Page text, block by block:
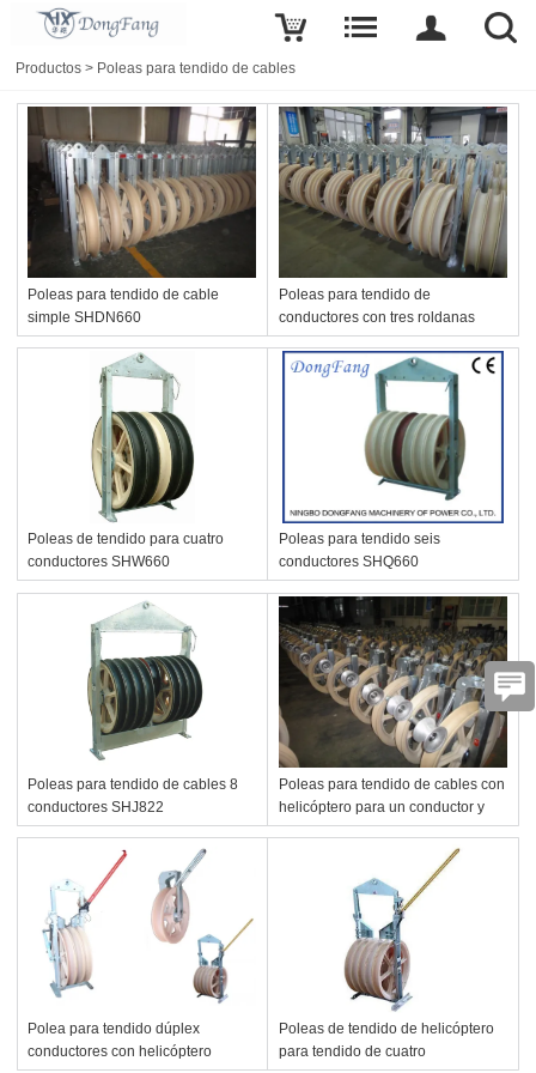
Productos > Poleas para tendido de cables
Poleas para tendido de cable
simple SHDN660
Poleas para tendido de
conductores con tres roldanas
SHSQN822
Poleas de tendido para cuatro
conductores SHW660
Poleas para tendido seis
conductores SHQ660
Poleas para tendido de cables 8
conductores SHJ822
Poleas para tendido de cables con
helicóptero para un conductor y
OPGW
Polea para tendido dúplex
conductores con helicóptero
Poleas de tendido de helicóptero
para tendido de cuatro